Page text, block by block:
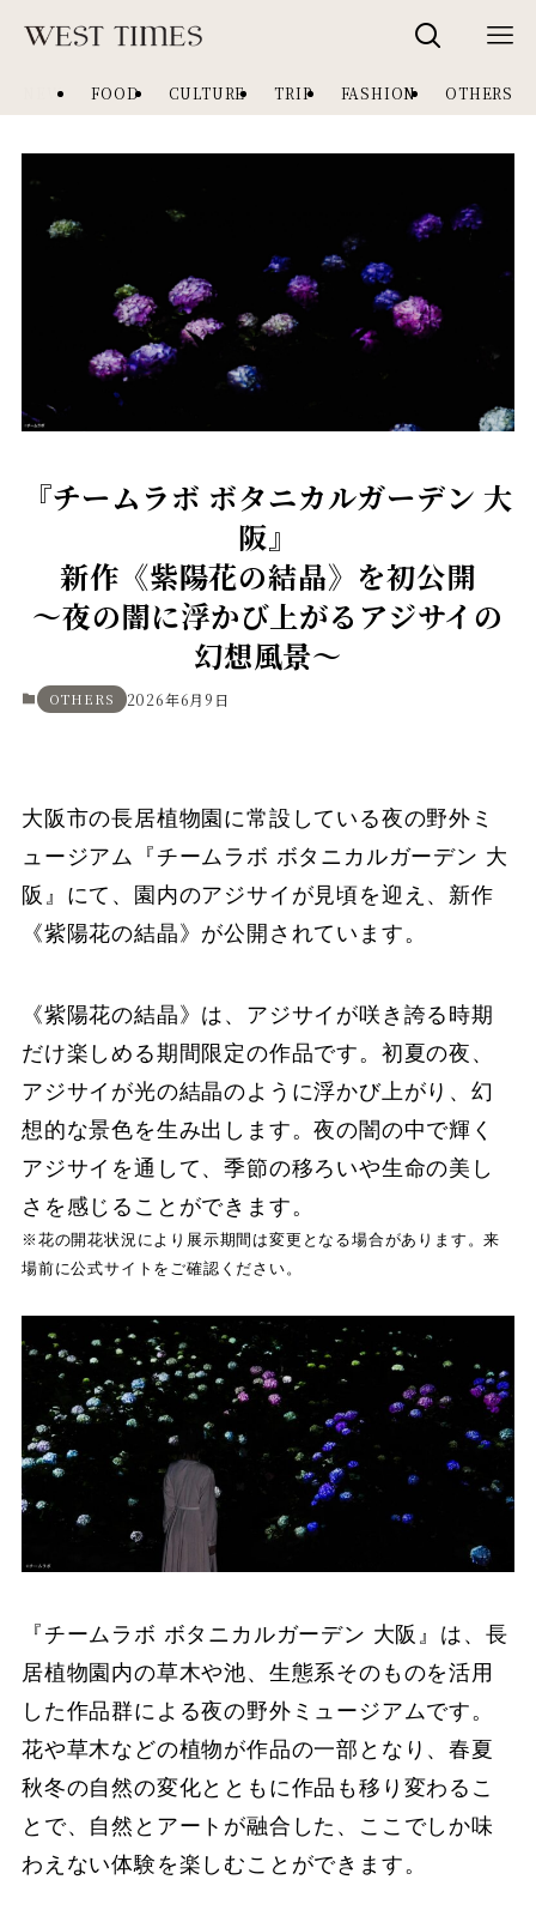
NEW FOOD CULTURE TRIP FASHION OTHERS
『チームラボ ボタニカルガーデン 大
阪』
新作《紫陽花の結晶》を初公開
〜夜の闇に浮かび上がるアジサイの
幻想風景〜
OTHERS 2026年6月9日
大阪市の長居植物園に常設している夜の野外ミ
ュージアム『チームラボ ボタニカルガーデン 大
阪』にて、園内のアジサイが見頃を迎え、新作
《紫陽花の結晶》が公開されています。
《紫陽花の結晶》は、アジサイが咲き誇る時期
だけ楽しめる期間限定の作品です。初夏の夜、
アジサイが光の結晶のように浮かび上がり、幻
想的な景色を生み出します。夜の闇の中で輝く
アジサイを通して、季節の移ろいや生命の美し
さを感じることができます。
※花の開花状況により展示期間は変更となる場合があります。来
場前に公式サイトをご確認ください。
『チームラボ ボタニカルガーデン 大阪』は、長
居植物園内の草木や池、生態系そのものを活用
した作品群による夜の野外ミュージアムです。
花や草木などの植物が作品の一部となり、春夏
秋冬の自然の変化とともに作品も移り変わるこ
とで、自然とアートが融合した、ここでしか味
わえない体験を楽しむことができます。